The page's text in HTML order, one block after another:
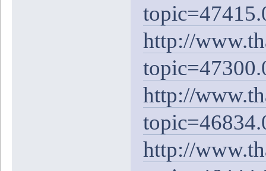
http://
http://
http://